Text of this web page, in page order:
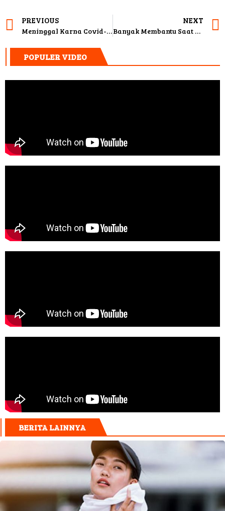
PREVIOUS
Meninggal Karna Covid-19, Ririn Ekawati Cuma Lihat Dari Jauh Saat Ibunda Dimakamkan
NEXT
Banyak Membantu Saat Pemakaman Ibunda, Ririn Ekawati Semakin Yakin Nikahi Ibnu Jamil
POPULER VIDEO
BERITA LAINNYA